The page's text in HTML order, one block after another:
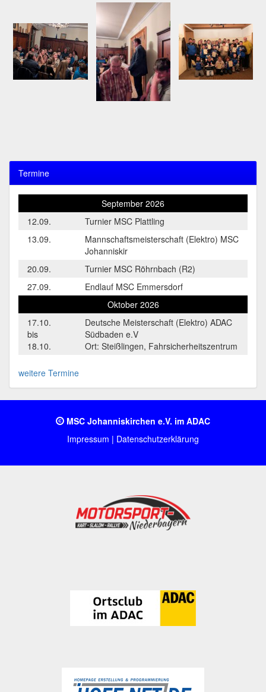
Termine
September 2026
12.09.
Turnier MSC Plattling
13.09.
Mannschaftsmeisterschaft (Elektro) MSC
Johanniskir
20.09.
Turnier MSC Röhrnbach (R2)
27.09.
Endlauf MSC Emmersdorf
Oktober 2026
17.10.
bis
18.10.
Deutsche Meisterschaft (Elektro) ADAC
Südbaden e.V
Ort: Steißlingen, Fahrsicherheitszentrum
weitere Termine
MSC Johanniskirchen e.V. im ADAC
Impressum | Datenschutzerklärung